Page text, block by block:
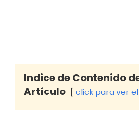
Indice de Contenido
Artículo
click para ver